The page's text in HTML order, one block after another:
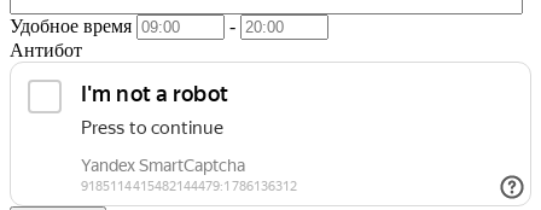
Удобное время
-
Антибот